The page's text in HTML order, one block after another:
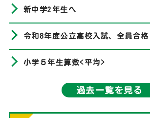
新中学2年生へ
令和8年度公立高校入試、全員合格
小学５年生算数<平均>
過去一覧を見る